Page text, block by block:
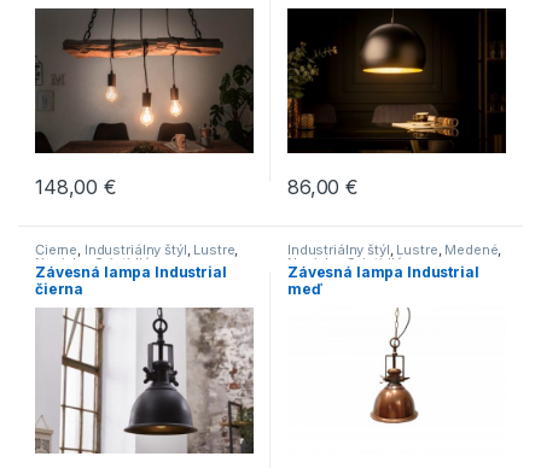
148,00€ 86,00€
Čierne, Industriálny štýl, Lustre,
Novinky Svietidlá
Závesná lampa Industrial
čierna
Industriálny štýl, Lustre, Medené,
Novinky Svietidlá
Závesná lampa Industrial
meď